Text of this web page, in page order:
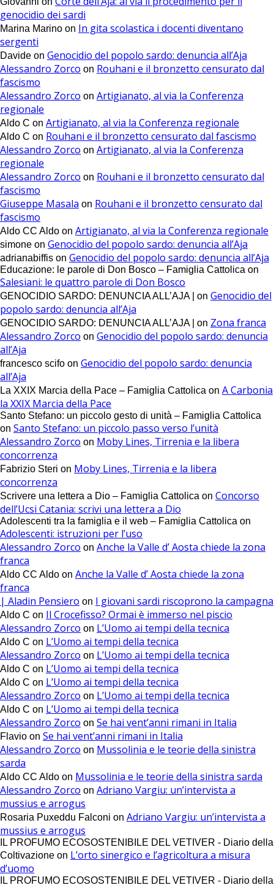
genocidio dei sardi
Marina Marino on In gita scolastica i docenti diventano
sergenti
Davide on Genocidio del popolo sardo: denuncia all’Aja
Alessandro Zorco on Rouhani e il bronzetto censurato dal
fascismo
Alessandro Zorco on Artigianato, al via la Conferenza
regionale
Aldo C on Artigianato, al via la Conferenza regionale
Aldo C on Rouhani e il bronzetto censurato dal fascismo
Alessandro Zorco on Artigianato, al via la Conferenza
regionale
Alessandro Zorco on Rouhani e il bronzetto censurato dal
fascismo
Giuseppe Masala on Rouhani e il bronzetto censurato dal
fascismo
Aldo CC Aldo on Artigianato, al via la Conferenza regionale
simone on Genocidio del popolo sardo: denuncia all’Aja
adrianabiffis on Genocidio del popolo sardo: denuncia all’Aja
Educazione: le parole di Don Bosco – Famiglia Cattolica on
Salesiani: le quattro parole di Don Bosco
GENOCIDIO SARDO: DENUNCIA ALL’AJA | on Genocidio del
popolo sardo: denuncia all’Aja
GENOCIDIO SARDO: DENUNCIA ALL’AJA | on Zona franca
Alessandro Zorco on Genocidio del popolo sardo: denuncia
all’Aja
francesco scifo on Genocidio del popolo sardo: denuncia
all’Aja
La XXIX Marcia della Pace – Famiglia Cattolica on A Carbonia
la XXIX Marcia della Pace
Santo Stefano: un piccolo gesto di unità – Famiglia Cattolica
on Santo Stefano: un piccolo passo verso l’unità
Alessandro Zorco on Moby Lines, Tirrenia e la libera
concorrenza
Fabrizio Steri on Moby Lines, Tirrenia e la libera
concorrenza
Scrivere una lettera a Dio – Famiglia Cattolica on Concorso
dell’Ucsi Catania: scrivi una lettera a Dio
Adolescenti tra la famiglia e il web – Famiglia Cattolica on
Adolescenti: istruzioni per l’uso
Alessandro Zorco on Anche la Valle d’ Aosta chiede la zona
franca
Aldo CC Aldo on Anche la Valle d’ Aosta chiede la zona
franca
| Aladin Pensiero on I giovani sardi riscoprono la campagna
Aldo C on Il Crocefisso? Ormai è immerso nel piscio
Alessandro Zorco on L’Uomo ai tempi della tecnica
Aldo C on L’Uomo ai tempi della tecnica
Alessandro Zorco on L’Uomo ai tempi della tecnica
Aldo C on L’Uomo ai tempi della tecnica
Aldo C on L’Uomo ai tempi della tecnica
Alessandro Zorco on L’Uomo ai tempi della tecnica
Aldo C on L’Uomo ai tempi della tecnica
Alessandro Zorco on Se hai vent’anni rimani in Italia
Flavio on Se hai vent’anni rimani in Italia
Alessandro Zorco on Mussolinia e le teorie della sinistra
sarda
Aldo CC Aldo on Mussolinia e le teorie della sinistra sarda
Alessandro Zorco on Adriano Vargiu: un’intervista a
mussius e arrogus
Rosaria Puxeddu Falconi on Adriano Vargiu: un’intervista a
mussius e arrogus
IL PROFUMO ECOSOSTENIBILE DEL VETIVER - Diario della
Coltivazione on L’orto sinergico e l’agricoltura a misura
d’uomo
IL PROFUMO ECOSOSTENIBILE DEL VETIVER - Diario della